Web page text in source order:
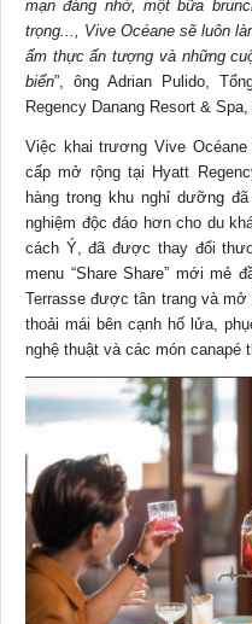
mạn đáng nhớ, một bữa
trọng..., Vive Océane sẽ luôn
ẩm thực ấn tượng và những
biển”, ông Adrian Pulido,
Regency Danang Resort & Spa,
Việc khai trương Vive
cấp mở rộng tại Hyatt
hàng trong khu nghỉ dưỡng
nghiệm độc đáo hơn cho du
cách Ý, đã được thay đổi
menu “Share Share” mới mẻ
Terrasse được tân trang và
thoải mái bên cạnh hố lửa,
nghệ thuật và các món canapé